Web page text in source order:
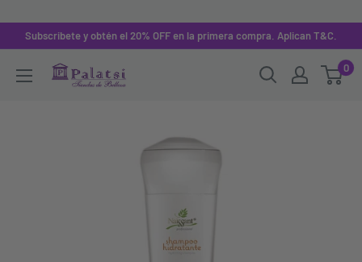
Subscribete y obtén el 20% OFF en la primera compra. Aplican T&C.
0